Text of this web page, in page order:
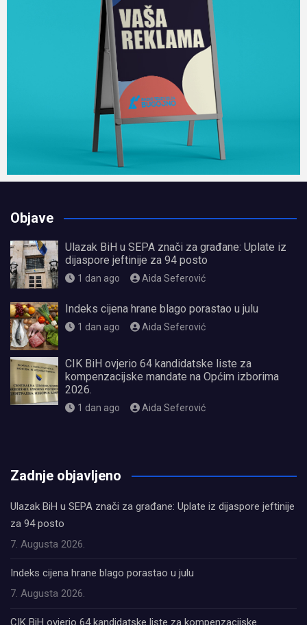
Objave
Ulazak BiH u SEPA znači za građane: Uplate iz
dijaspore jeftinije za 94 posto
1 dan ago Aida Seferović
Indeks cijena hrane blago porastao u julu
1 dan ago Aida Seferović
CIK BiH ovjerio 64 kandidatske liste za
kompenzacijske mandate na Općim izborima
2026.
1 dan ago Aida Seferović
Zadnje objavljeno
Ulazak BiH u SEPA znači za građane: Uplate iz dijaspore jeftinije
za 94 posto
7. Augusta 2026.
Indeks cijena hrane blago porastao u julu
7. Augusta 2026.
CIK BiH ovjerio 64 kandidatske liste za kompenzacijske